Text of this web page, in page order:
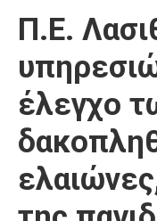
Π.Ε.
έλεγχο